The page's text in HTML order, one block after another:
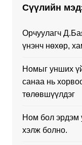
Сүүлийн
Орчуулагч
үнэнч нөхөр,
Номыг унших
санаа нь
төлөвшүүлдэг
Ном бол эрдэм
хэлж болно.